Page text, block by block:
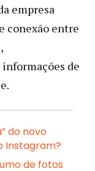
empresa
conexão entre
de
do novo
Instagram?
de fotos